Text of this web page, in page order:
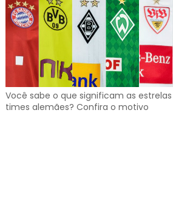
Você sabe o que significam as
times alemães? Confira o motivo